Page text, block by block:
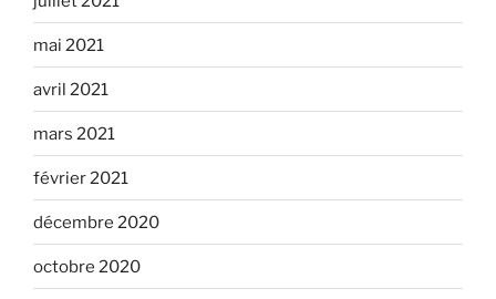
mai 2021
avril 2021
mars 2021
février 2021
décembre 2020
octobre 2020